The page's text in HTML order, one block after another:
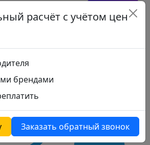
расчёт с учётом цен
брендами
Заказать обратный звонок